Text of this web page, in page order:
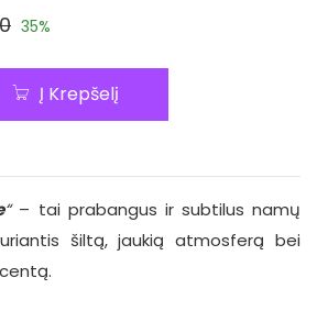
35%
Į Krepšelį
“ – tai prabangus ir subtilus namų
šiltą, jaukią atmosferą bei